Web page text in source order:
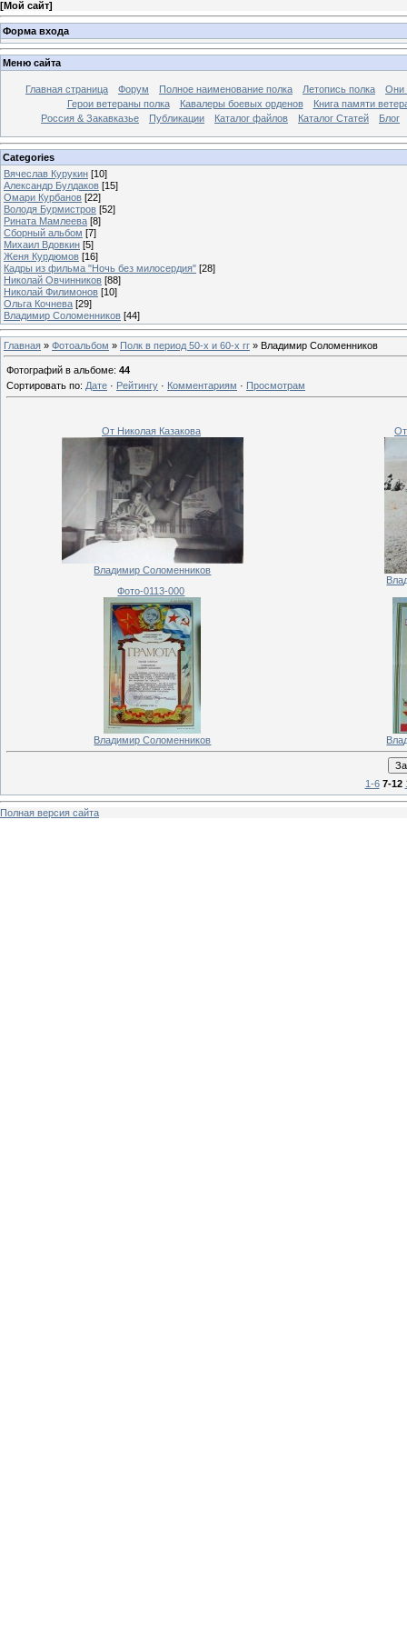
[Мой сайт]
Форма входа
Меню сайта
Главная страница Форум Полное наименование полка Летопись полка
Они
Герои ветераны полка
Кавалеры боевых орденов
Книга памяти
Россия & Закавказье
Публикации Каталог файлов Каталог Cтатей Блог
Categories
Вячеслав Курукин [10]
Александр Булдаков [15]
Омари Курбанов [22]
Володя Бурмистров [52]
Рината Мамлеева [8]
Сборный альбом [7]
Михаил Вдовкин [5]
Женя Курдюмов [16]
Кадры из фильма "Ночь без милосердия" [28]
Николай Овчинников [88]
Николай Филимонов [10]
Ольга Кочнева [29]
Владимир Соломенников [44]
Главная » Фотоальбом » Полк в период 50-х и 60-х гг » Владимир Соломенников
Фотографий в альбоме: 44
Сортировать по: Дате · Рейтингу · Комментариям · Просмотрам
От Николая Казакова
Владимир Соломенников
От
Фото-0113-000
Владимир Соломенников
1-6 7-12
Полная версия сайта